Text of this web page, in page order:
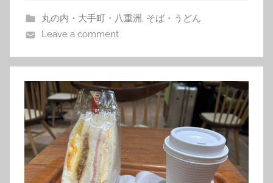
丸の内・大手町・八重洲 , そば・うどん
Leave a comment